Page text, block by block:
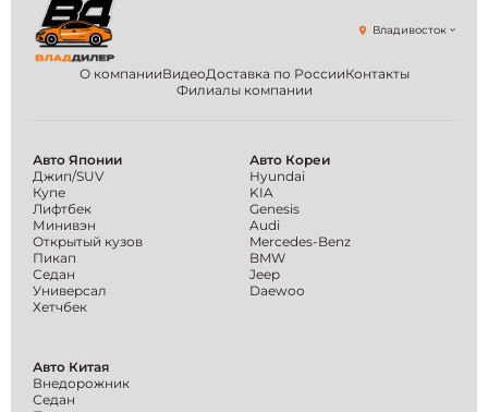
О компанииВидеоДоставка по РоссииКонтакты
Филиалы компании
Владивосток
Авто Японии
Джип/SUV
Купе
Лифтбек
Минивэн
Открытый кузов
Пикап
Седан
Универсал
Хетчбек
Авто Кореи
Hyundai
KIA
Genesis
Audi
Mercedes-Benz
BMW
Jeep
Daewoo
Авто Китая
Внедорожник
Седан